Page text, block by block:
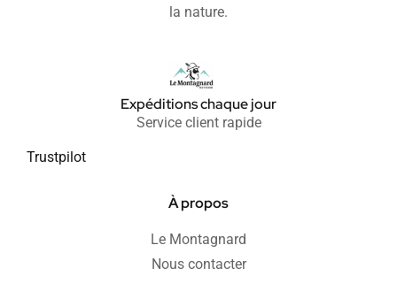
la nature.
Expéditions chaque jour
Service client rapide
Trustpilot
À propos
Le Montagnard
Nous contacter